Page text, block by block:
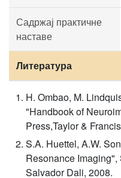
Садржај практичне
наставе
Литература
H. Ombao, M.
"Handbook of
Press,Taylor &
S.A. Huettel, A.W.
Resonance
Salvador Dali, 2008.